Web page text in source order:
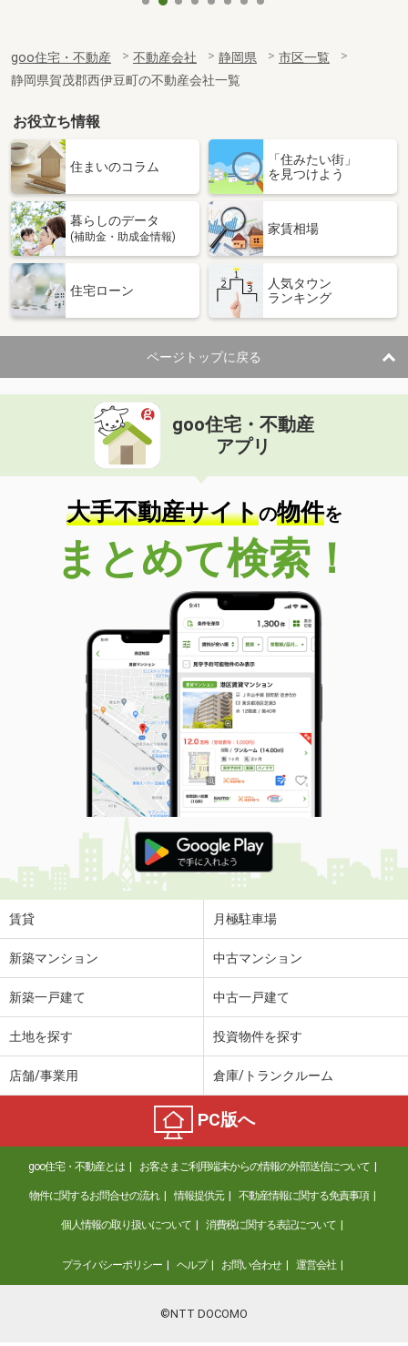
goo住宅・不動産 不動産会社 静岡県
市区一覧
静岡県賀茂郡西伊豆町の不動産会社一覧
お役立ち情報
住まいのコラム
「住みたい街」
を見つけよう
暮らしのデータ
(補助金・助成金情報)
家賃相場
住宅ローン
人気タウン
ランキング
ページトップに戻る
goo住宅・不動産
アプリ
大手不動産サイトの物件を
まとめて検索！
賃貸 月極駐車場
新築マンション 中古マンション
新築一戸建て 中古一戸建て
土地を探す 投資物件を探す
店舗/事業用 倉庫/トランクルーム
PC版へ
goo住宅・不動産とは お客さまご利用端末からの情報の外部送信について
物件に関するお問合せの流れ 情報提供元 不動産情報に関する免責事項
個人情報の取り扱いについて 消費税に関する表記について
プライバシーポリシー ヘルプ お問い合わせ 運営会社
©NTT DOCOMO